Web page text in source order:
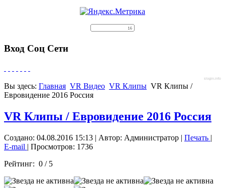
Вход Соц Сети
slogin.info
Вы здесь: Главная VR Видео VR Клипы VR Клипы /
Евровидение 2016 Россия
VR Клипы / Евровидение 2016 Россия
Создано: 04.08.2016 15:13 | Автор: Администратор | Печать |
E-mail | Просмотров: 1736
Рейтинг: 0 / 5